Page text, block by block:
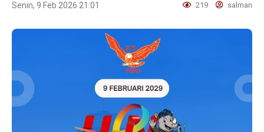
Senin, 9 Feb 2026 21:01 219 salman